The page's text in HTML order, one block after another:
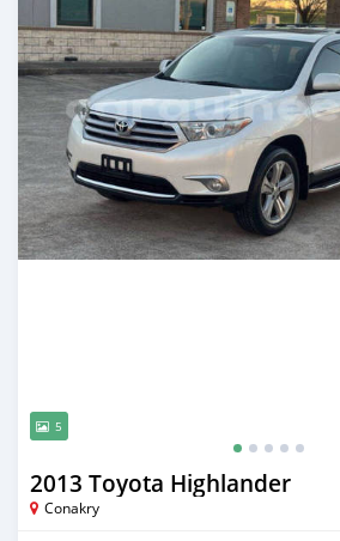
5
2013 Toyota Highlander
Conakry